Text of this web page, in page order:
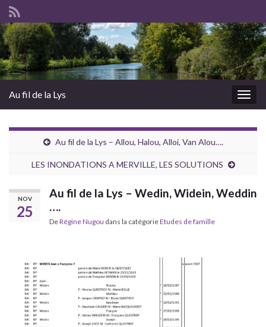
Au fil de la Lys
Au fil de la Lys – Allou, Halou, Alloi, Van Alou….
LES INONDATIONS A MERVILLE, LES SOLUTIONS
NOV
25
Au fil de la Lys – Wedin, Widein, Weddin
….
DeRégine Nugou dans la catégorieEtudes de famille